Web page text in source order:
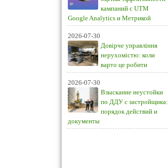
кампаний с UTM
Google Analytics и Метрикой
2026-07-30
Довірче управління
нерухомістю: коли
варто це робити
2026-07-30
Взыскание неустойки
по ДДУ с застройщика:
порядок действий и
документы